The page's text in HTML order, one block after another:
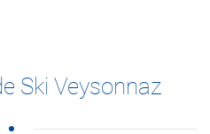
Ski Veysonnaz